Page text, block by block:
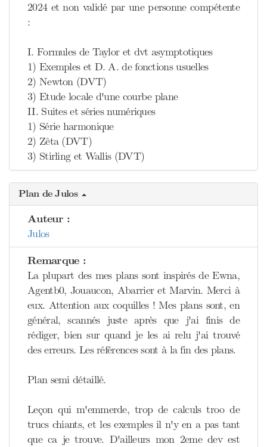
2024 et non validé par une personne compétente
:
I. Formules de Taylor et dvt asymptotiques
1) Exemples et D. A. de fonctions usuelles
2) Newton (DVT)
3) Etude locale d'une courbe plane
II. Suites et séries numériques
1) Série harmonique
2) Zêta (DVT)
3) Stirling et Wallis (DVT)
Plan de Julos
Auteur :
Julos
Remarque :
La plupart des mes plans sont inspirés de Ewna,
Agentb0, Jouaucon, Abarrier et Marvin. Merci à
eux. Attention aux coquilles ! Mes plans sont, en
général, scannés juste après que j'ai finis de
rédiger, bien sur quand je les ai relu j'ai trouvé
des erreurs. Les références sont à la fin des plans.
Plan semi détaillé.
Leçon qui m'emmerde, trop de calculs troo de
trucs chiants, et les exemples il n'y en a pas tant
que ca je trouve. D'ailleurs mon 2eme dev est